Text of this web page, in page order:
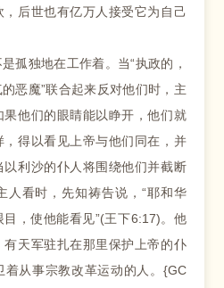
后世也有亿万人接受它为自己
独地在工作着。当“执政的，
恶魔”联合起来反对他们时，主
他们的眼睛能以睁开，他们就
得以看见上帝与他们同在，并
利沙的仆人将围绕他们并截断
人看时，先知祷告说，“耶和华
，使他能看见”(王下6:17)。他
天军驻扎在那里保护上帝的仆
着从事宗教改革运动的人。{GC